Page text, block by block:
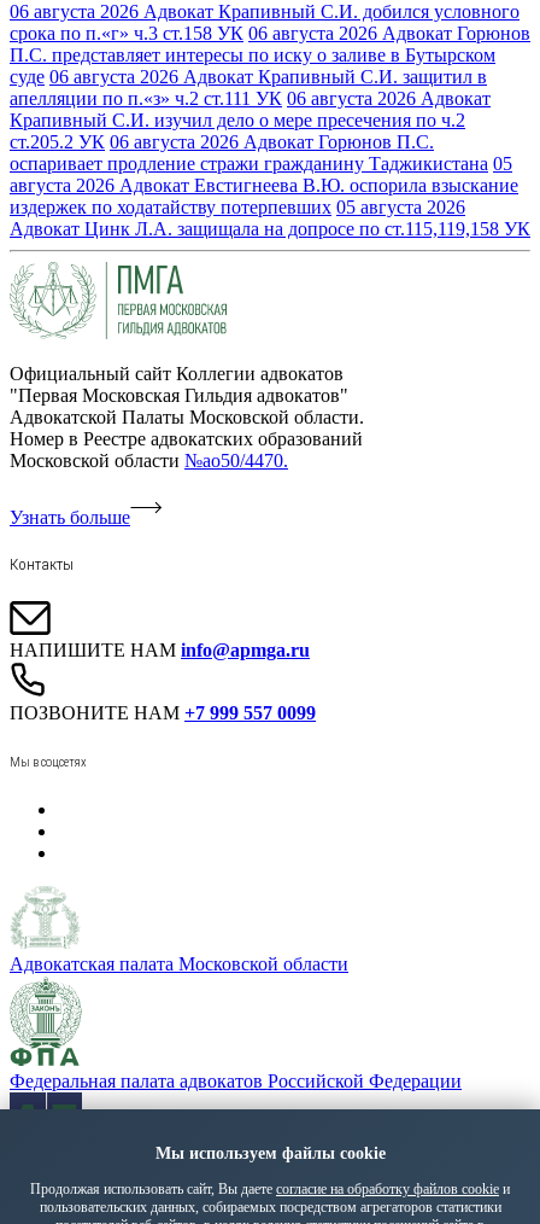
06 августа 2026 Адвокат Крапивный С.И. добился условного
срока по п.«г» ч.3 ст.158 УК 06 августа 2026 Адвокат Горюнов
П.С. представляет интересы по иску о заливе в Бутырском
суде 06 августа 2026 Адвокат Крапивный С.И. защитил в
апелляции по п.«з» ч.2 ст.111 УК 06 августа 2026 Адвокат
Крапивный С.И. изучил дело о мере пресечения по ч.2
ст.205.2 УК 06 августа 2026 Адвокат Горюнов П.С.
оспаривает продление стражи гражданину Таджикистана 05
августа 2026 Адвокат Евстигнеева В.Ю. оспорила взыскание
издержек по ходатайству потерпевших 05 августа 2026
Адвокат Цинк Л.А. защищала на допросе по ст.115,119,158 УК
Официальный сайт Коллегии адвокатов
"Первая Московская Гильдия адвокатов"
Адвокатской Палаты Московской области.
Номер в Реестре адвокатских образований
Московской области №ао50/4470.
Узнать больше
Контакты
НАПИШИТЕ НАМ info@apmga.ru
ПОЗВОНИТЕ НАМ +7 999 557 0099
Мы в соцсетях
Адвокатская палата Московской области
Федеральная палата адвокатов Российской Федерации
«Адвокатская газета» - орган Федеральной палаты адвокатов
Политика обработки персональных данных
Мы используем файлы cookie
Продолжая использовать сайт, Вы даете согласие на обработку файлов cookie и
пользовательских данных, собираемых посредством агрегаторов статистики